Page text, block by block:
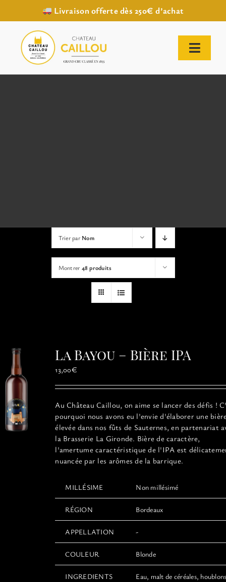
Livraison offerte dès 250€ d’achat
contenu
OFFRIR UNE EXPERIENCE
BOUTIQUE EN LIGNE
CONTACT
MON PANIER
Trier parNom
Montrer48 produits
La Bayou – Bière IPA
13,00€
Au Château Caillou, on aime se lancer des défis !
pourquoi nous avons eu l'envie d'élaborer une
élevée dans nos fûts de Sauternes, en partenariat
la Brasserie La Gironde. Bière de caractère,
l'amertume caractéristique de l'IPA est
nuancée par les arômes de la barrique.
MILLÉSIME Non millésimé
RÉGION Bordeaux
APPELLATION -
COULEUR Blonde
INGREDIENTS Eau, malt de céréales,